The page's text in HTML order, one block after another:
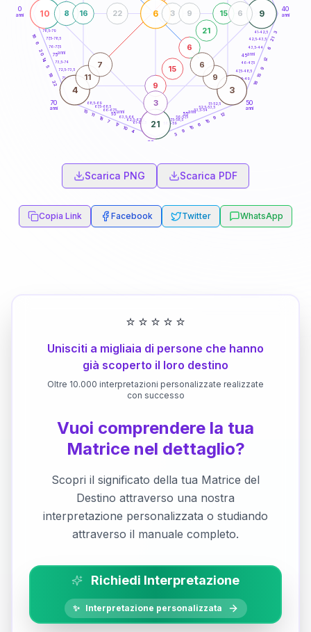
0
anni
40
anni
50
anni
60
70
anni
41-42,5
42,5-43,5
43,5-44
46-47,5
47,5-48,5
48,5-49
51-52,5
52,5-53,5
53,5-54
56-57,5
57,5-58,5
58,5-59
61-62,5
62,5-63,5
63,5-64
66-67,5
67,5-68,5
68,5-69
71-72,5
72,5-73,5
73,5-74
76-77,5
77,5-78,5
78,5-79 3
21
6
12
9
15
18
12
9
15
6
15
9
3
4
10
17
7
18
11
15
22
18
5
14
20
6
16
10 9
21
6
4 3
9
15
6
21
15
8 6
3
16 3 9
22
11
7
9
6
45anni
55anni
65anni
75anni
Scarica PNG Scarica PDF
Copia Link Facebook Twitter WhatsApp
⭐ ⭐ ⭐ ⭐ ⭐
Unisciti a migliaia di persone che hanno
già scoperto il loro destino
Oltre 10.000 interpretazioni personalizzate realizzate
con successo
Vuoi comprendere la tua
Matrice nel dettaglio?
Scopri il significato della tua Matrice del
Destino attraverso una nostra
interpretazione personalizzata o studiando
attraverso il manuale completo.
Richiedi Interpretazione
✨ Interpretazione personalizzata